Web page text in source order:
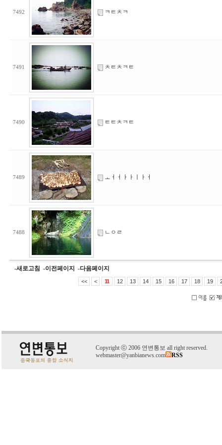
7492 ㅋㅌㅊㅋ
7491 ㅊㅌㅊㅋㅌ
7490 ㅌㅌㅊㅋㅌ
7489 ㅗㅓㅓㅏㅏㅣㅏㅓ
7488 ㄴㅇㄹ
-새로고침 -이전페이지 -다음페이지
<< < 11 12 13 14 15 16 17 18 19
Copyright ⓒ 2006 연변통보 all right reserved.
webmaster@yanbianews.com
RSS